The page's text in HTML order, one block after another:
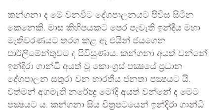
කන්ගනා ද මේ වනවිට දේශපාලනයට පිවිස සිටින
කෙනෙකි. මාස කිහිපයකට පෙර පැවැති ඉන්දීය මහා
මැතිවරණයට තරග කළ ඈ එයින් ජයගෙන
පාර්ලිමේන්තුවට ද පිවිසුණාය. කන්ගනා අයත් වන්නේ
ඉන්දිරා ගාන්ධි අයත් වූ කොංග්‍රස් පක්‍ෂයේ ප්‍රධාන
දේශපාලන සතුරා වන භාරතීය ජනතා පක්‍ෂයට යි.
වත්මන් අගමැති නරේන්‍ද්‍ර මෝදි අයත් වන්නේ ද මෙම
පක්‍ෂයට ය. කන්ගනා සිය චිත්‍රපටයෙන් ඉන්දිරා ගාන්ධි